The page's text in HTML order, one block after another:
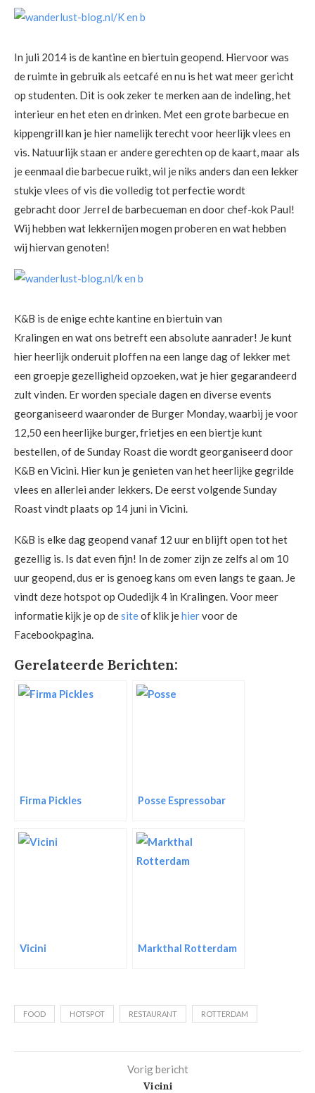
In juli 2014 is de kantine en biertuin geopend. Hiervoor was
de ruimte in gebruik als eetcafé en nu is het wat meer gericht
op studenten. Dit is ook zeker te merken aan de indeling, het
interieur en het eten en drinken. Met een grote barbecue en
kippengrill kan je hier namelijk terecht voor heerlijk vlees en
vis. Natuurlijk staan er andere gerechten op de kaart, maar als
je eenmaal die barbecue ruikt, wil je niks anders dan een lekker
stukje vlees of vis die volledig tot perfectie wordt
gebracht door Jerrel de barbecueman en door chef-kok Paul!
Wij hebben wat lekkernijen mogen proberen en wat hebben
wij hiervan genoten!
K&B is de enige echte kantine en biertuin van
Kralingen en wat ons betreft een absolute aanrader! Je kunt
hier heerlijk onderuit ploffen na een lange dag of lekker met
een groepje gezelligheid opzoeken, wat je hier gegarandeerd
zult vinden. Er worden speciale dagen en diverse events
georganiseerd waaronder de Burger Monday, waarbij je voor
12,50 een heerlijke burger, frietjes en een biertje kunt
bestellen, of de Sunday Roast die wordt georganiseerd door
K&B en Vicini. Hier kun je genieten van het heerlijke gegrilde
vlees en allerlei ander lekkers. De eerst volgende Sunday
Roast vindt plaats op 14 juni in Vicini.
K&B is elke dag geopend vanaf 12 uur en blijft open tot het
gezellig is. Is dat even fijn! In de zomer zijn ze zelfs al om 10
uur geopend, dus er is genoeg kans om even langs te gaan. Je
vindt deze hotspot op Oudedijk 4 in Kralingen. Voor meer
informatie kijk je op desiteof klik jehiervoor de
Facebookpagina.
Gerelateerde Berichten:
Firma Pickles Posse Espressobar
Vicini Markthal Rotterdam
FOOD HOTSPOT RESTAURANT ROTTERDAM
Vorig bericht
Vicini